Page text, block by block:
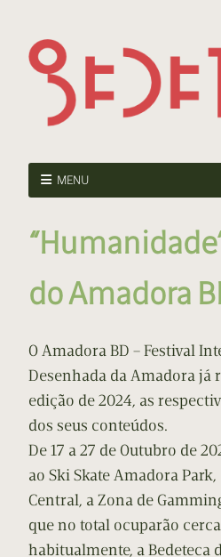
MENU
do Amadora
O Amadora BD – Festival
Desenhada da Amadora já
edição de 2024, as
dos seus conteúdos.
De 17 a 27 de Outubro de
ao Ski Skate Amadora
Central, a Zona de
que no total ocuparão
habitualmente, a Bedeteca